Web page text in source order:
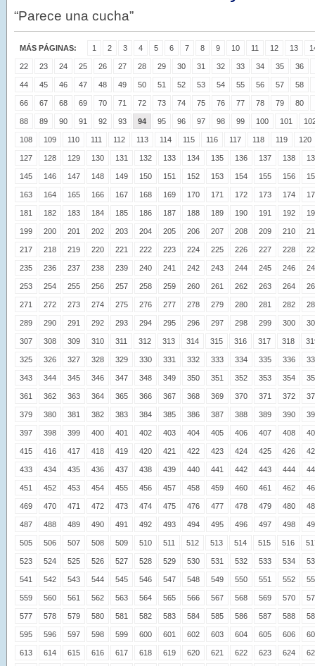
“Parece una cucha”
MÁS PÁGINAS: 1 2 3 4 5 6 7 8 9 10 11 12 13
22 23 24 25 26 27 28 29 30 31 32 33 34 35 36
44 45 46 47 48 49 50 51 52 53 54 55 56 57 58
66 67 68 69 70 71 72 73 74 75 76 77 78 79 80
88 89 90 91 92 93 94 95 96 97 98 99 100 101
108 109 110 111 112 113 114 115 116 117 118 119 120
127 128 129 130 131 132 133 134 135 136 137 138
145 146 147 148 149 150 151 152 153 154 155 156
163 164 165 166 167 168 169 170 171 172 173 174
181 182 183 184 185 186 187 188 189 190 191 192
199 200 201 202 203 204 205 206 207 208 209 210
217 218 219 220 221 222 223 224 225 226 227 228
235 236 237 238 239 240 241 242 243 244 245 246
253 254 255 256 257 258 259 260 261 262 263 264
271 272 273 274 275 276 277 278 279 280 281 282
289 290 291 292 293 294 295 296 297 298 299 300
307 308 309 310 311 312 313 314 315 316 317 318
325 326 327 328 329 330 331 332 333 334 335 336
343 344 345 346 347 348 349 350 351 352 353 354
361 362 363 364 365 366 367 368 369 370 371 372
379 380 381 382 383 384 385 386 387 388 389 390
397 398 399 400 401 402 403 404 405 406 407 408
415 416 417 418 419 420 421 422 423 424 425 426
433 434 435 436 437 438 439 440 441 442 443 444
451 452 453 454 455 456 457 458 459 460 461 462
469 470 471 472 473 474 475 476 477 478 479 480
487 488 489 490 491 492 493 494 495 496 497 498
505 506 507 508 509 510 511 512 513 514 515 516
523 524 525 526 527 528 529 530 531 532 533 534
541 542 543 544 545 546 547 548 549 550 551 552
559 560 561 562 563 564 565 566 567 568 569 570
577 578 579 580 581 582 583 584 585 586 587 588
595 596 597 598 599 600 601 602 603 604 605 606
613 614 615 616 617 618 619 620 621 622 623 624